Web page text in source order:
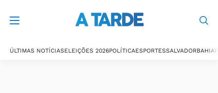
ÚLTIMAS NOTÍCIASELEIÇÕES 2026POLÍTICAESPORTESSALVADORBAHIA